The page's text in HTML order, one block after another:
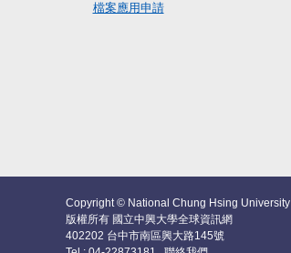
檔案應用申請
Copyright © National Chung Hsing University
版權所有 國立中興大學全球資訊網
402202 台中市南區興大路145號